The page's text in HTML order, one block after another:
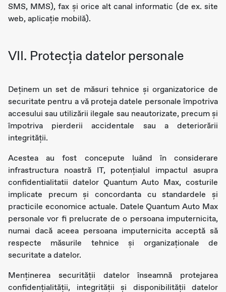
SMS, MMS), fax şi orice alt canal informatic (de ex. site
web, aplicaţie mobilă).
VII. Protecţia datelor personale
Deținem un set de măsuri tehnice și organizatorice de
securitate pentru a vă proteja datele personale împotriva
accesului sau utilizării ilegale sau neautorizate, precum și
împotriva pierderii accidentale sau a deteriorării
integrității.
Acestea au fost concepute luând în considerare
infrastructura noastră IT, potențialul impactul asupra
confidentialitatii datelor Quantum Auto Max, costurile
implicate precum și concordanta cu standardele și
practicile economice actuale. Datele Quantum Auto Max
personale vor fi prelucrate de o persoana imputernicita,
numai dacă aceea persoana imputernicita acceptă să
respecte măsurile tehnice și organizaționale de
securitate a datelor.
Menținerea securității datelor înseamnă protejarea
confidențialității, integrității și disponibilității datelor